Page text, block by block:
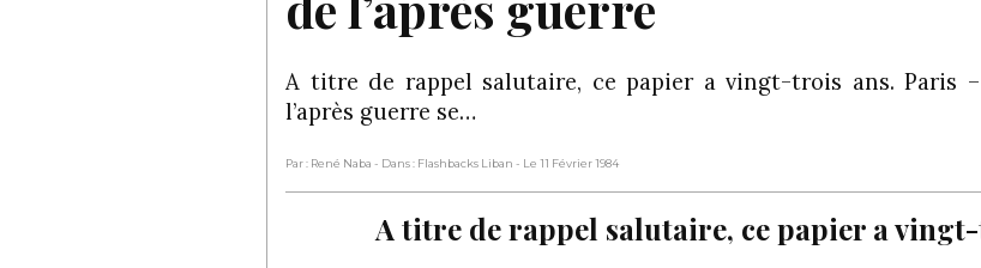
A titre de rappel salutaire, ce papier a vingt-trois ans. Paris
l’après guerre se…
Par : René Naba - Dans : Flashbacks Liban - Le 11 Février 1984
A titre de rappel salutaire, ce papier a